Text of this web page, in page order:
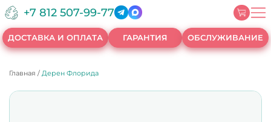
+7 812 507-99-77
ДОСТАВКА И ОПЛАТА ГАРАНТИЯ ОБСЛУЖИВАНИЕ
Главная / Дерен Флорида